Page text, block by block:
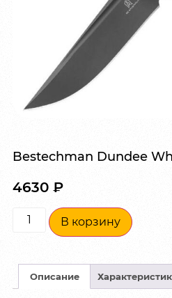
Bestechman Dundee
4630 ₽
В корзину
Описание